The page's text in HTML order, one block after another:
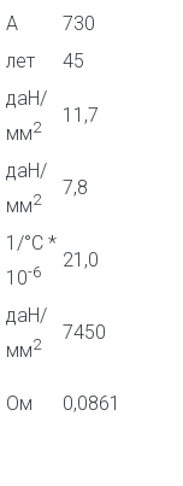
А
730
лет
45
даН/
мм2
11,7
даН/
мм2
7,8
1/°С *
10-6
21,0
даН/
мм2
7450
Ом 0,0861